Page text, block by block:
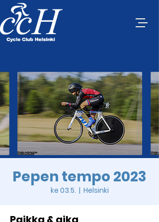
Pepen tempo 2023
ke 03.5.
  |
Helsinki